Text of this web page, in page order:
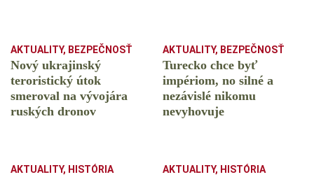
AKTUALITY, BEZPEČNOSŤ
Nový ukrajinský
teroristický útok
smeroval na vývojára
ruských dronov
AKTUALITY, BEZPEČNOSŤ
Turecko chce byť
impériom, no silné a
nezávislé nikomu
nevyhovuje
AKTUALITY, HISTÓRIA AKTUALITY, HISTÓRIA